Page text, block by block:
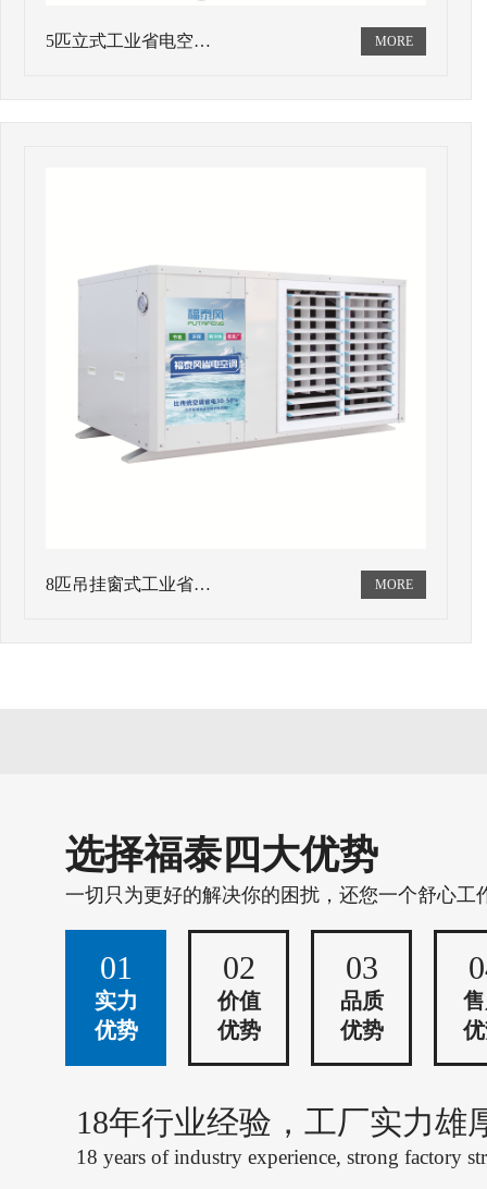
5匹立式工业省电空…
8匹吊挂窗式工业省…
选择福泰四大优势
一切只为更好的解决你的困扰，还您一个舒心工
01
实力
优势
02
价值
优势
03
品质
优势
18年行业经验，工厂实力雄
18 years of industry experience, strong factory